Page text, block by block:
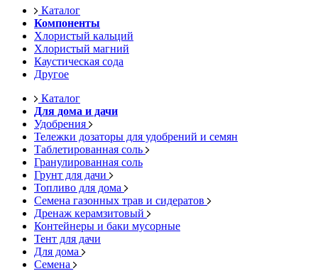
Каталог
Компоненты
Хлористый кальций
Хлористый магний
Каустическая сода
Другое
Каталог
Для дома и дачи
Удобрения
Тележки дозаторы для удобрений и семян
Таблетированная соль
Гранулированная соль
Грунт для дачи
Топливо для дома
Семена газонных трав и сидератов
Дренаж керамзитовый
Контейнеры и баки мусорные
Тент для дачи
Для дома
Семена